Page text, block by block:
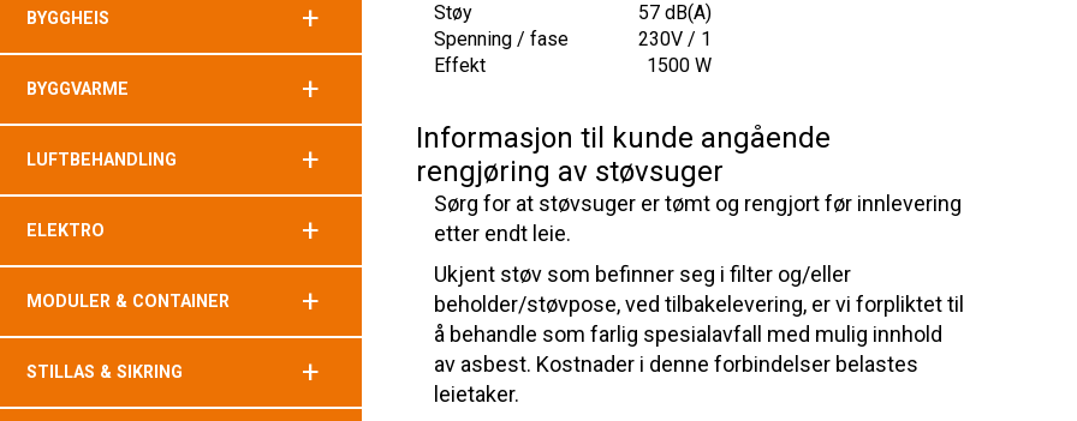
BYGGHEIS +
BYGGVARME +
LUFTBEHANDLING +
ELEKTRO +
MODULER & CONTAINER +
STILLAS & SIKRING +
Støy
57 dB(A)
Spenning / fase
230V / 1
Effekt
1500 W
Informasjon til kunde angående
rengjøring av støvsuger
Sørg for at støvsuger er tømt og rengjort før innlevering
etter endt leie.
Ukjent støv som befinner seg i filter og/eller
beholder/støvpose, ved tilbakelevering, er vi forpliktet til
å behandle som farlig spesialavfall med mulig innhold
av asbest. Kostnader i denne forbindelser belastes
leietaker.